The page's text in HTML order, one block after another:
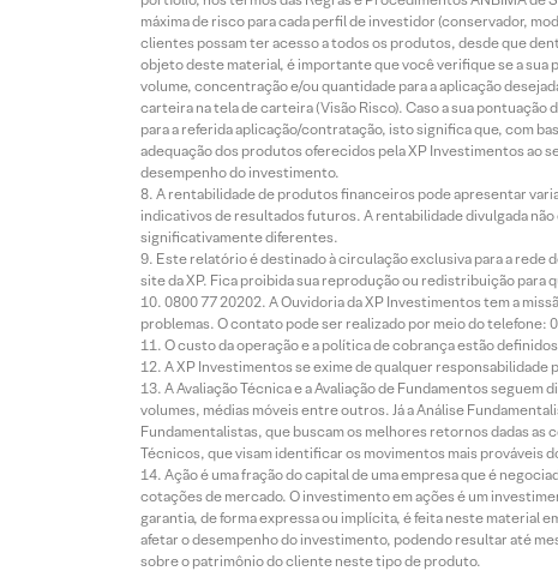
máxima de risco para cada perfil de investidor (conservador,
clientes possam ter acesso a todos os produtos, desde que
objeto deste material, é importante que você verifique se a
volume, concentração e/ou quantidade para a aplicação
carteira na tela de carteira (Visão Risco). Caso a sua
para a referida aplicação/contratação, isto significa que, com
adequação dos produtos oferecidos pela XP Investimentos ao
desempenho do investimento.
A rentabilidade de produtos financeiros pode apresentar
indicativos de resultados futuros. A rentabilidade divulgada
significativamente diferentes.
Este relatório é destinado à circulação exclusiva para a rede
site da XP. Fica proibida sua reprodução ou redistribuição
0800 77 20202. A Ouvidoria da XP Investimentos tem a
problemas. O contato pode ser realizado por meio do telefone:
O custo da operação e a política de cobrança estão
A XP Investimentos se exime de qualquer
A Avaliação Técnica e a Avaliação de Fundamentos
volumes, médias móveis entre outros. Já a Análise
Fundamentalistas, que buscam os melhores retornos dadas
Técnicos, que visam identificar os movimentos mais prováveis
Ação é uma fração do capital de uma empresa que é
cotações de mercado. O investimento em ações é um
garantia, de forma expressa ou implícita, é feita neste material
afetar o desempenho do investimento, podendo resultar até
sobre o patrimônio do cliente neste tipo de produto.